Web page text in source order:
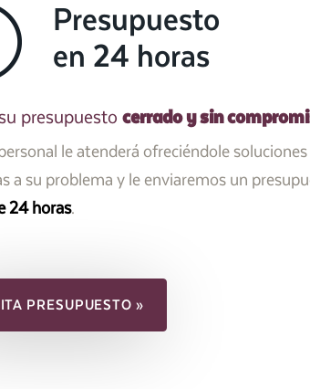
Presupuesto
en 24 horas
presupuesto cerrado y sin
le atenderá ofreciéndole soluciones
a su problema y le enviaremos un
24 horas.
PRESUPUESTO »